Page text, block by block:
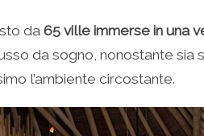
da 65 ville immerse in una
da sogno, nonostante sia
l’ambiente circostante.